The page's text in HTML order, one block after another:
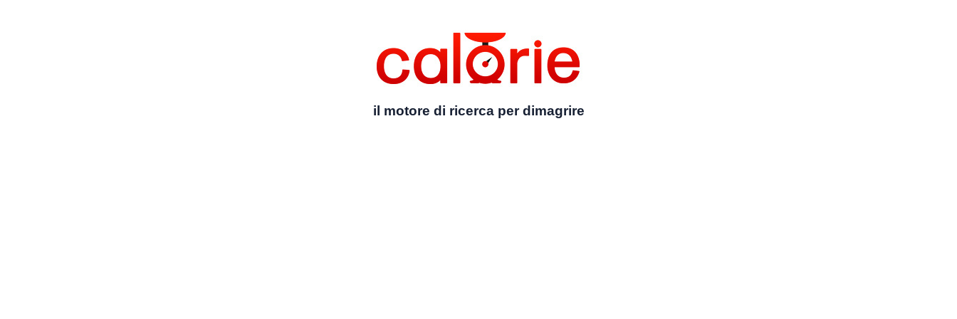
il motore di ricerca per dimagrire